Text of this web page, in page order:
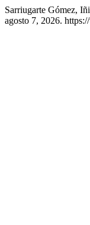
Sarriugarte Gómez,
agosto 7, 2026.